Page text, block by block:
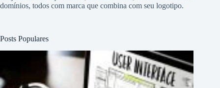
domínios, todos com marca que combina com seu logotipo.
Posts Populares